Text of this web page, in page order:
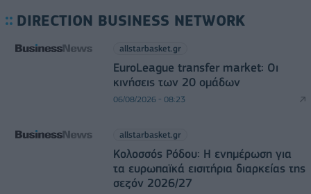
DIRECTION BUSINESS NETWORK
allstarbasket.gr
EuroLeague transfer market: Οι
κινήσεις των 20 ομάδων
06/08/2026 - 08:23
allstarbasket.gr
Κολοσσός Ρόδου: Η ενημέρωση για
τα ευρωπαϊκά εισιτήρια διαρκείας της
σεζόν 2026/27